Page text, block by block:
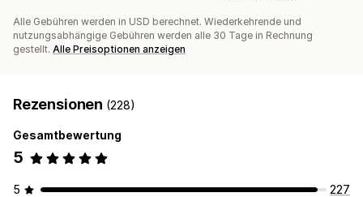
Alle Gebühren werden in USD berechnet. Wiederkehrende und
nutzungsabhängige Gebühren werden alle 30 Tage in Rechnung
gestellt. Alle Preisoptionen anzeigen
Rezensionen (228)
Gesamtbewertung
5
5
227